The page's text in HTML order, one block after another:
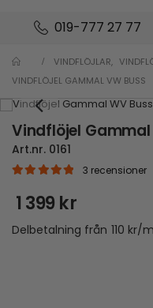
019-777 27 77
VINDFLÖJLAR,
VINDFLÖJEL GAMMAL VW BUSS
Vindflöjel Gammal
Art.nr. 0161
3 recensioner
1 399 kr
Delbetalning från 110 kr/